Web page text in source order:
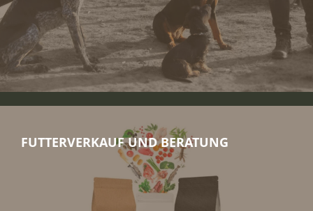
FUTTERVERKAUF UND BERATUNG